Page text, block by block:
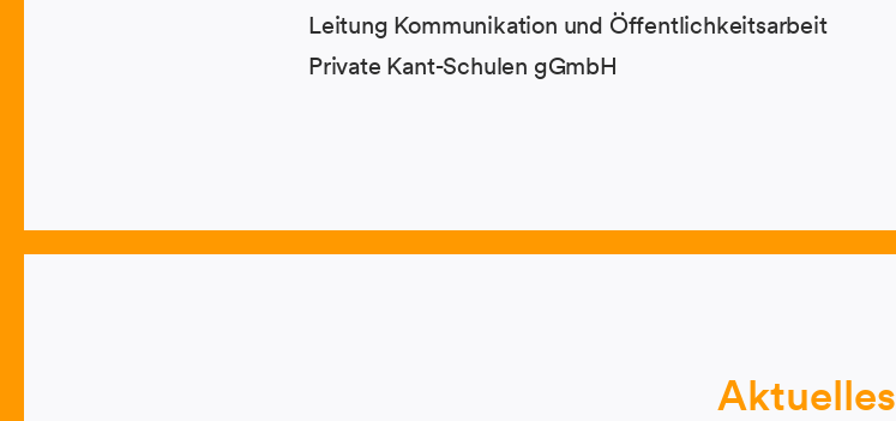
Leitung Kommunikation und Öffentlichkeitsarbeit
Private Kant-Schulen gGmbH
Aktuelles